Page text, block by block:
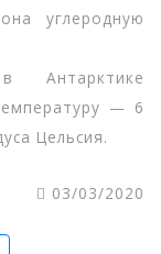
углеродную
— 6
Цельсия.
03/03/2020